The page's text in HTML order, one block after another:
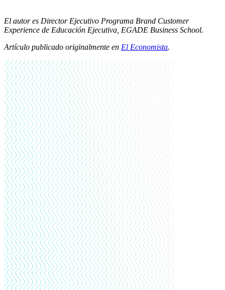
El autor es Director Ejecutivo Programa Brand Customer
Experience de Educación Ejecutiva, EGADE Business School.
Artículo publicado originalmente en El Economista.